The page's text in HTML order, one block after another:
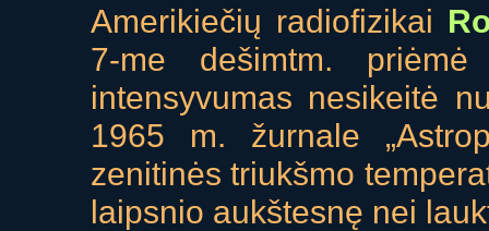
Amerikiečių radiofizikai
7-me dešimtm.
intensyvumas nesikeitė
1965 m. žurnale
zenitinės triukšmo
laipsnio aukštesnę nei